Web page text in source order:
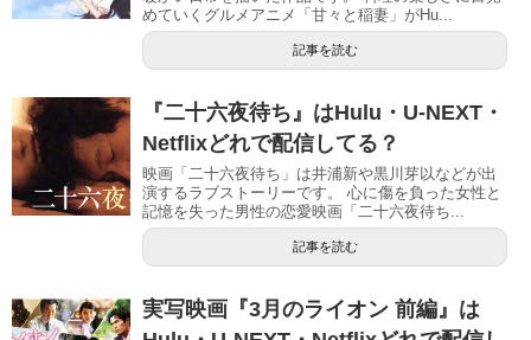
めていくグルメアニメ「甘々と稲妻」がHu...
記事を読む
『二十六夜待ち』はHulu・U-NEXT・
Netflixどれで配信してる？
映画「二十六夜待ち」は井浦新や黒川芽以などが出
演するラブストーリーです。 心に傷を負った女性と
記憶を失った男性の恋愛映画「二十六夜待ち...
記事を読む
実写映画『3月のライオン 前編』は